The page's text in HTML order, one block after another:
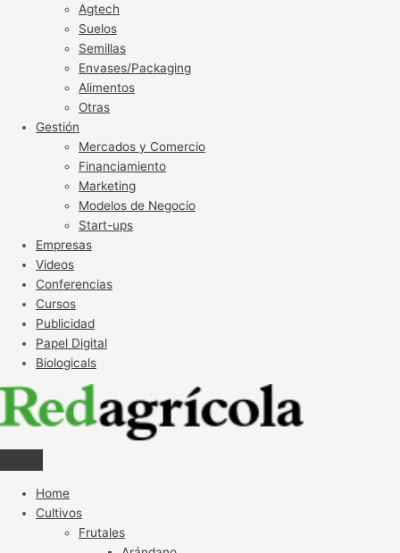
Agtech
Suelos
Semillas
Envases/Packaging
Alimentos
Otras
Gestión
Mercados y Comercio
Financiamiento
Marketing
Modelos de Negocio
Start-ups
Empresas
Videos
Conferencias
Cursos
Publicidad
Papel Digital
Biologicals
Home
Cultivos
Frutales